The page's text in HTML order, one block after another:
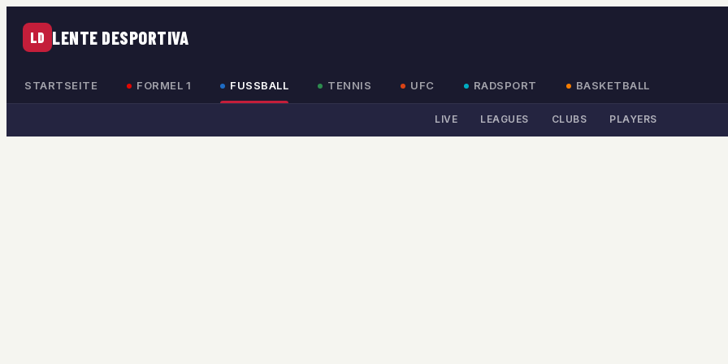
LD LENTE DESPORTIVA
STARTSEITE FORMEL 1 FUSSBALL TENNIS UFC RADSPORT BASKETBALL
LIVE LEAGUES CLUBS PLAYERS